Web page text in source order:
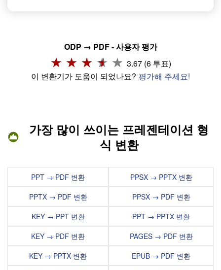
ODP → PDF - 사용자 평가
3.67 (6 투표)
이 변환기가 도움이 되었나요? 평가해 주세요!
가장 많이 쓰이는 프레젠테이션 형
식 변환
PPT → PDF 변환
PPTX → PDF 변환
KEY → PPT 변환
KEY → PDF 변환
KEY → PPTX 변환
PPSX → PPTX 변환
PPSX → PDF 변환
PPT → PPTX 변환
PAGES → PDF 변환
EPUB → PDF 변환